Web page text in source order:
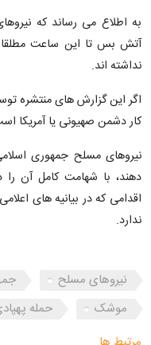
به اطلاع می رساند که
آتش بس تا این ساعت
نداشته اند‌.
اگر این گزارش های منتشره
کار دشمن صهیونی یا آمریکا
نیروهای مسلح جمهوری
دهند، با شهامت کامل آن را
اقدامی که در بیانیه های
ندارد.
نیروهای مسلح
موشک
حمله